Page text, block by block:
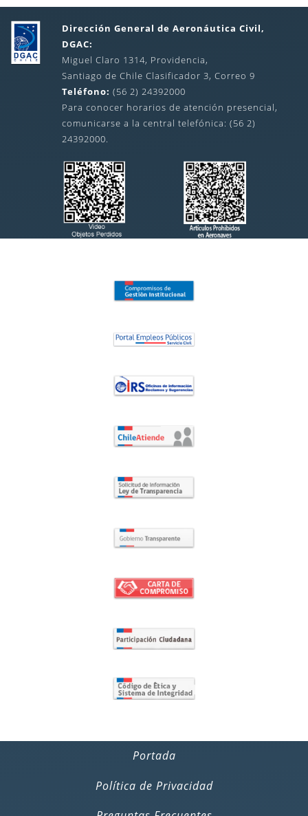
Dirección General de Aeronáutica Civil,
DGAC:
Miguel Claro 1314, Providencia,
Santiago de Chile Clasificador 3, Correo 9
Teléfono: (56 2) 24392000
Para conocer horarios de atención presencial,
comunicarse a la central telefónica: (56 2)
24392000.
Portada
Política de Privacidad